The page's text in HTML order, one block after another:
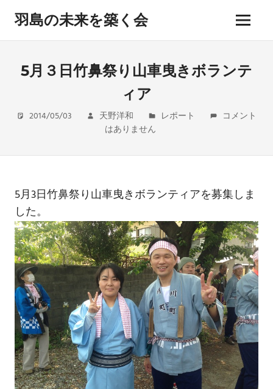
テ
羽島の未来を築く会
hashima
kizukukai
メ
ニ
ー
5月３日竹鼻祭り山車曳きボランテ
ィア
2014/05/03 天野洋和 レポート
コメント
はありません
5月3日竹鼻祭り山車曳きボランティアを募集しま
した。